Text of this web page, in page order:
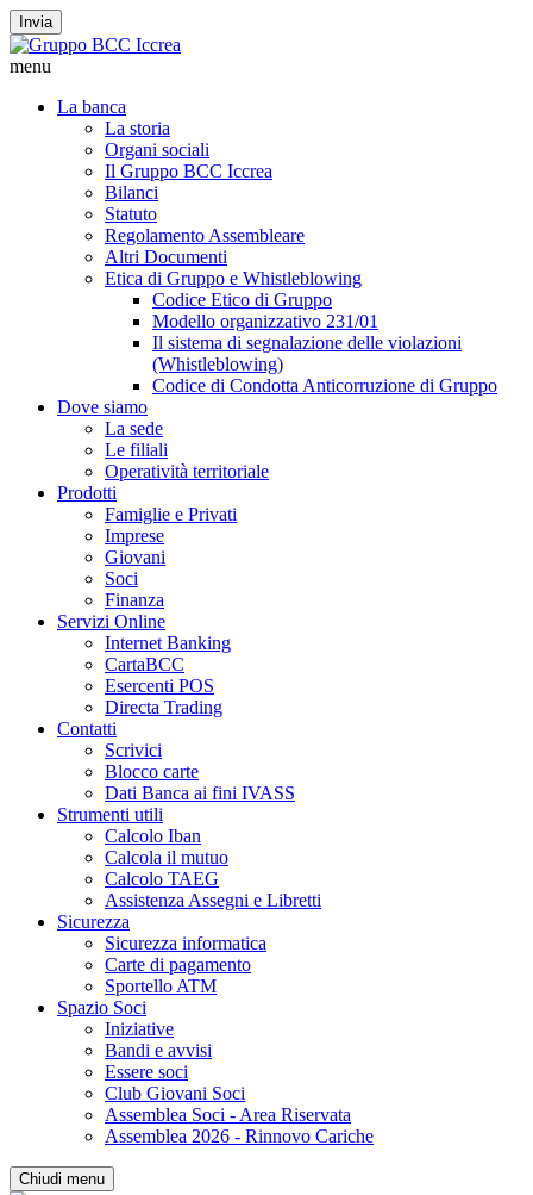
Invia
menu
La banca
La storia
Organi sociali
Il Gruppo BCC Iccrea
Bilanci
Statuto
Regolamento Assembleare
Altri Documenti
Etica di Gruppo e Whistleblowing
Codice Etico di Gruppo
Modello organizzativo 231/01
Il sistema di segnalazione delle violazioni
(Whistleblowing)
Codice di Condotta Anticorruzione di Gruppo
Dove siamo
La sede
Le filiali
Operatività territoriale
Prodotti
Famiglie e Privati
Imprese
Giovani
Soci
Finanza
Servizi Online
Internet Banking
CartaBCC
Esercenti POS
Directa Trading
Contatti
Scrivici
Blocco carte
Dati Banca ai fini IVASS
Strumenti utili
Calcolo Iban
Calcola il mutuo
Calcolo TAEG
Assistenza Assegni e Libretti
Sicurezza
Sicurezza informatica
Carte di pagamento
Sportello ATM
Spazio Soci
Iniziative
Bandi e avvisi
Essere soci
Club Giovani Soci
Assemblea Soci - Area Riservata
Assemblea 2026 - Rinnovo Cariche
Chiudi menu